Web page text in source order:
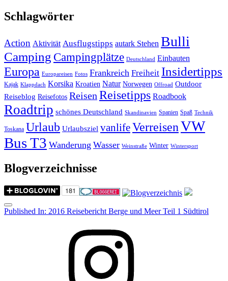
Schlagwörter
Action Aktivität Ausflugstipps autark Stehen Bulli
Camping Campingplätze Deutschland Einbauten
Europa Europareisen Fotos Frankreich Freiheit Insidertipps
Kajak Klappdach Korsika Kroatien Natur Norwegen Offroad Outdoor
Reiseblog Reisefotos ReisenReisetipps Roadbook
Roadtrip schönes Deutschland Skandinavien Spanien Spaß Technik
Toskana Urlaub Urlaubsziel vanlifeVerreisenVW
Bus T3 Wanderung Wasser Weinstraße Winter Wintersport
Blogverzeichnisse
Menu
Post
Published In: 2016 Reisebericht Berge und Meer Teil 1 Südtirol